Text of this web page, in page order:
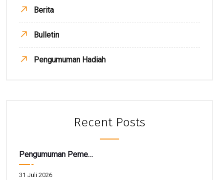
Berita
Bulletin
Pengumuman Hadiah
Recent Posts
Pengumuman Pemenang TARBIAH
31 Juli 2026